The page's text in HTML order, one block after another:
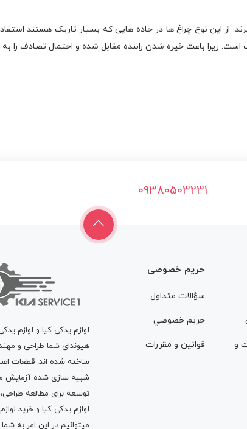
از این نوع چراغ ها در جاده هایی که بسیار تاریک هستند
است. زیرا باعث خیره شدن راننده مقابل شده و احتمال تصادف را
09380503231
و
حریم خصوصی
سؤالات متداول
حريم خصوصي
قوانين و مقررات
لوازم یدکی کیا و لوازم
هیوندای شما طراحی و
ساخته شده اند. قطعات
شبیه سازی شده آزمایش
توسعه برای مطالعه
لوازم یدکی کیا و خرید
میتوانیم در این امر به